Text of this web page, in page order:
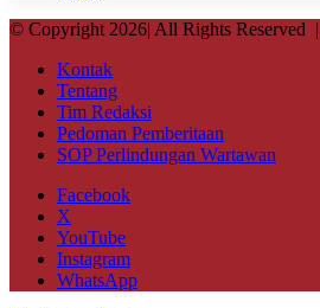
© Copyright 2026| All Rights Reserved |
Kontak
Tentang
Tim Redaksi
Pedoman Pemberitaan
SOP Perlindungan Wartawan
Facebook
X
YouTube
Instagram
WhatsApp